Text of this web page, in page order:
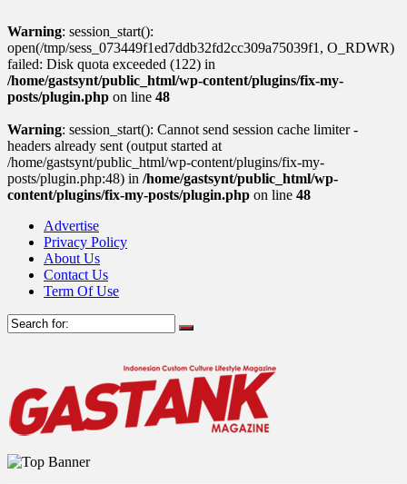
Warning: session_start():
open(/tmp/sess_073449f1ed7ddb32fd2cc309a75039f1, O_RDWR)
failed: Disk quota exceeded (122) in
/home/gastsynt/public_html/wp-content/plugins/fix-my-
posts/plugin.php on line 48
Warning: session_start(): Cannot send session cache limiter -
headers already sent (output started at
/home/gastsynt/public_html/wp-content/plugins/fix-my-
posts/plugin.php:48) in /home/gastsynt/public_html/wp-
content/plugins/fix-my-posts/plugin.php on line 48
Advertise
Privacy Policy
About Us
Contact Us
Term Of Use